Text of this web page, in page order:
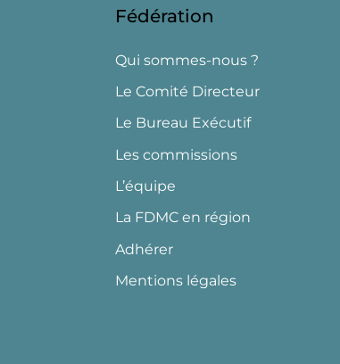
Fédération
Qui sommes-nous ?
Le Comité Directeur
Le Bureau Exécutif
Les commissions
L’équipe
La FDMC en région
Adhérer
Mentions légales